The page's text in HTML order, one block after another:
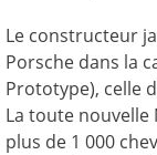
Le constructeur
Porsche dans la
Prototype), celle
La toute nouvelle
plus de 1 000